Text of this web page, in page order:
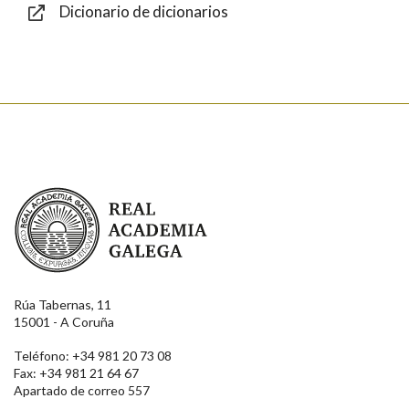
Dicionario de dicionarios
Real Academia Galega
Rúa Tabernas, 11
15001 - A Coruña
Teléfono: +34 981 20 73 08
Fax: +34 981 21 64 67
Apartado de correo 557